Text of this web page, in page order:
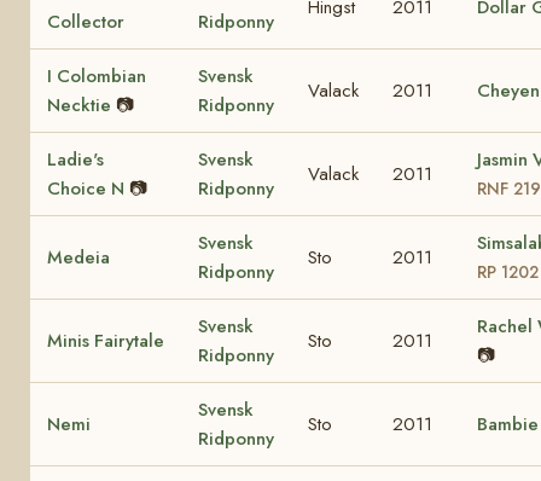
Collector
Ridponny
Hingst 2011 Dollar
I Colombian
Necktie 📷
Svensk
Ridponny
Valack 2011
Ladie's
Choice N 📷
Svensk
Ridponny
Valack 2011
Jasmin
RNF
Medeia
Svensk
Ridponny
Sto 2011
RP
Minis Fairytale
Svensk
Ridponny
Sto 2011
Rachel
📷
Nemi
Svensk
Ridponny
Sto 2011